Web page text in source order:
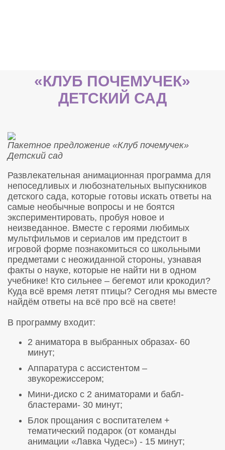
«КЛУБ ПОЧЕМУЧЕК»
ДЕТСКИЙ САД
Пакетное предложение «Клуб почемучек»
Детский сад
Развлекательная анимационная программа для
непоседливых и любознательных выпускников
детского сада, которые готовы искать ответы на
самые необычные вопросы и не боятся
экспериментировать, пробуя новое и
неизведанное. Вместе с героями любимых
мультфильмов и сериалов им предстоит в
игровой форме познакомиться со школьными
предметами с неожиданной стороны, узнавая
факты о науке, которые не найти ни в одном
учебнике! Кто сильнее – бегемот или крокодил?
Куда всё время летят птицы? Сегодня мы вместе
найдём ответы на всё про всё на свете!
В программу входит:
2 аниматора в выбранных образах- 60
минут;
Аппаратура с ассистентом –
звукорежиссером;
Мини-диско с 2 аниматорами и бабл-
бластерами- 30 минут;
Блок прощания с воспитателем +
тематический подарок (от команды
анимации «Лавка Чудес») - 15 минут;